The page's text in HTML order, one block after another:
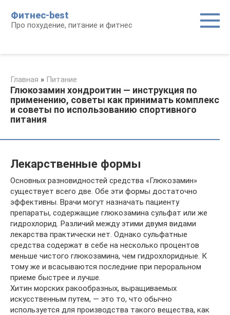
контенту
Фитнес-best
Про похудение, питание и фитнес
Главная » Питание
Глюкозамин хондроитин — инструкция по
применению, советы как принимать комплекс
и советы по использованию спортивного
питания
Лекарственные формы
Основных разновидностей средства «Глюкозамин»
существует всего две. Обе эти формы достаточно
эффективны. Врачи могут назначать пациенту
препараты, содержащие глюкозамина сульфат или же
гидрохлорид. Различий между этими двумя видами
лекарства практически нет. Однако сульфатные
средства содержат в себе на несколько процентов
меньше чистого глюкозамина, чем гидрохлоридные. К
тому же и всасываются последние при пероральном
приеме быстрее и лучше.
Хитин морских ракообразных, выращиваемых
искусственным путем, — это то, что обычно
используется для производства такого вещества, как